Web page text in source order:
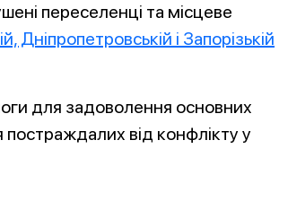
переселенці та місцеве
Дніпропетровській і Запорізькій
для задоволення основних
від конфлікту у